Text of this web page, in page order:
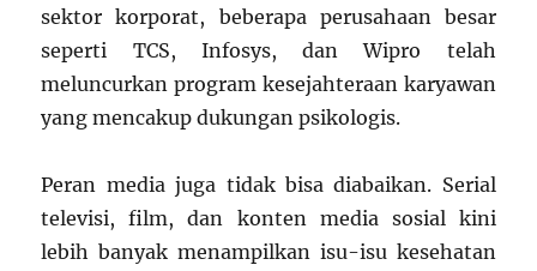
sektor korporat, beberapa perusahaan besar
seperti TCS, Infosys, dan Wipro telah
meluncurkan program kesejahteraan karyawan
yang mencakup dukungan psikologis.
Peran media juga tidak bisa diabaikan. Serial
televisi, film, dan konten media sosial kini
lebih banyak menampilkan isu-isu kesehatan